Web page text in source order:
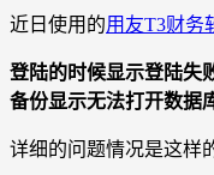
近日使用的用友T3财务
登陆的时候显示登陆失
备份显示无法打开数据
详细的问题情况是这样